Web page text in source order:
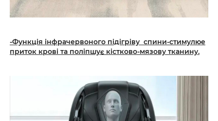
-Функція інфрачервоного підігріву спини-стимулюе
приток крові та поліпшує кістково-мязову тканину.